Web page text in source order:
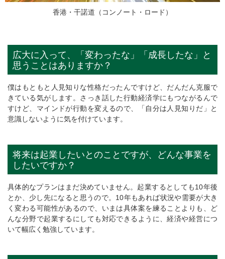
香港・干諾道（コンノート・ロード）
広大に入って、「変わったな」「成長したな」と
思うことはありますか？
僕はもともと人見知りな性格だったんですけど、だんだん克服で
きている気がします。さっき話した行動経済学にもつながるんで
すけど、マインドが行動を変えるので、「自分は人見知りだ」と
意識しないように気を付けています。
将来は起業したいとのことですが、どんな事業を
したいですか？
具体的なプランはまだ決めていません。起業するとしても10年後
とか、少し先になると思うので。10年もあれば状況や需要が大き
く変わる可能性があるので、いまは具体案を練ることよりも、ど
んな分野で起業するにしても対応できるように、経済や経営につ
いて幅広く勉強しています。